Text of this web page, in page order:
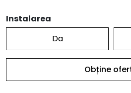
Instalarea
Da
Obține